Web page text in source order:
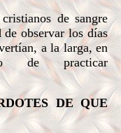
de sangre
observar los días
a la larga, en
de practicar
DE QUE